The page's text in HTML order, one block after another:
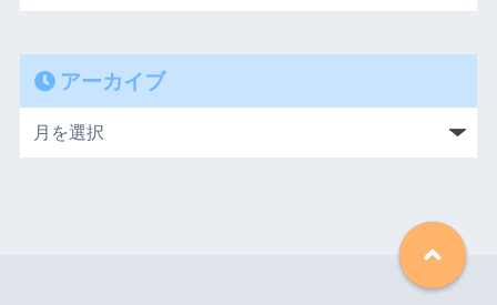
アーカイブ